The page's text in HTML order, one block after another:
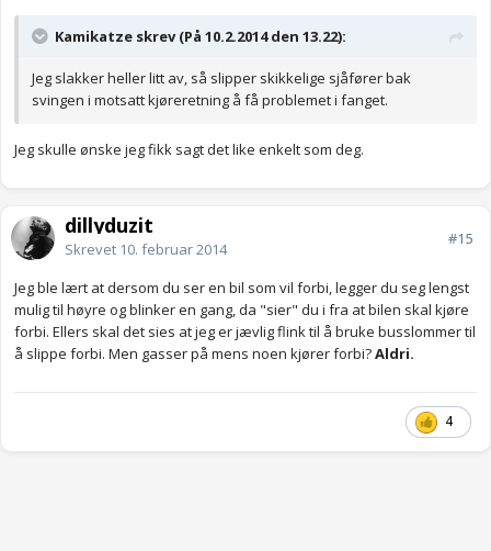
Kamikatze skrev (På 10.2.2014 den 13.22):
Jeg slakker heller litt av, så slipper skikkelige sjåfører bak
svingen i motsatt kjøreretning å få problemet i fanget.
Jeg skulle ønske jeg fikk sagt det like enkelt som deg.
dillyduzit
Skrevet 10. februar 2014
#15
Jeg ble lært at dersom du ser en bil som vil forbi, legger du seg lengst
mulig til høyre og blinker en gang, da "sier" du i fra at bilen skal kjøre
forbi. Ellers skal det sies at jeg er jævlig flink til å bruke busslommer til
å slippe forbi. Men gasser på mens noen kjører forbi?Aldri.
4